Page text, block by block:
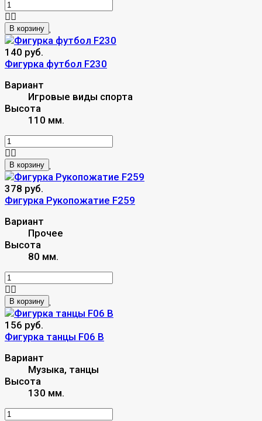
В корзину
140 руб.
Фигурка футбол F230
Вариант
Игровые виды спорта
Высота
110 мм.
В корзину
378 руб.
Фигурка Рукопожатие F259
Вариант
Прочее
Высота
80 мм.
В корзину
156 руб.
Фигурка танцы F06 B
Вариант
Музыка, танцы
Высота
130 мм.